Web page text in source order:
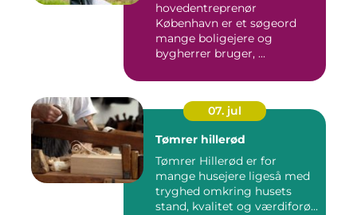
hovedentreprenør
København er et søgeord
mange boligejere og
bygherrer bruger, ...
07. jul
Tømrer hillerød
Tømrer Hillerød er for
mange husejere ligeså med
tryghed omkring husets
stand, kvalitet og værdiforø...